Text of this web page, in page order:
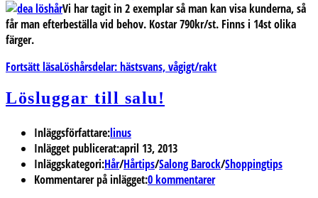
Vi har tagit in 2 exemplar så man kan visa kunderna, så
får man efterbeställa vid behov. Kostar 790kr/st. Finns i 14st olika
färger.
Fortsätt läsaLöshårsdelar: hästsvans, vågigt/rakt
Lösluggar till salu!
Inläggsförfattare:linus
Inlägget publicerat:april 13, 2013
Inläggskategori:Hår/Hårtips/Salong Barock/Shoppingtips
Kommentarer på inlägget:0 kommentarer